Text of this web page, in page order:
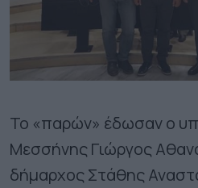
Το «παρών» έδωσαν ο
Μεσσήνης Γιώργος
δήμαρχος Στάθης